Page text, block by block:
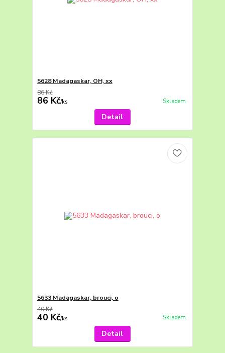
5628 Madagaskar, OH, xx
86 Kč
86 Kč/ks Skladem
Detail
5633 Madagaskar, brouci, o
40 Kč
40 Kč/ks Skladem
Detail